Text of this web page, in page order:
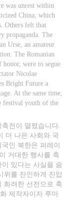
was unrest within
China, which
Others felt that
propaganda. The
Urse, an amateur
The Romanian
honor, were to segue
Nicolae
Bright Future a
At the same time,
festival youth of the
축전이 열렸습니다.
더 나은 사회와 국
인 북한은 퍼레이
거대한 행사를 축
있다는 사실을 숨
위를 잔인하게 진압
화려한 선전으로 축
제작자이자 루마